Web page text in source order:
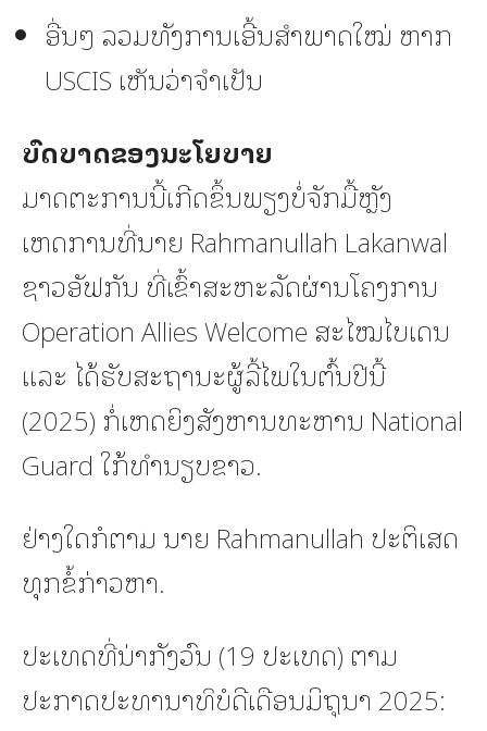
ອື່ນໆ ລວມທັງການເອີ້ນສຳພາດໃໝ່ ຫາກ
USCIS ເຫັນວ່າຈຳເປັນ
ບົດບາດຂອງນະໂຍບາຍ
ມາດຕະການນີ້ເກີດຂຶ້ນພຽງບໍ່ຈັກມື້ຫຼັງ
ເຫດການທີ່ນາຍ Rahmanullah Lakanwal
ຊາວອັຟກັນ ທີ່ເຂົ້າສະຫະລັດຜ່ານໂຄງການ
Operation Allies Welcome ສະໄໝໄບເດນ
ແລະ ໄດ້ຮັບສະຖານະຜູ້ລີ້ໄພໃນຕົ້ນປີນີ້
(2025) ກໍ່ເຫດຍິງສັງຫານທະຫານ National
Guard ໃກ້ທຳນຽບຂາວ.
ຢ່າງໃດກໍຕາມ ນາຍ Rahmanullah ປະຕິເສດ
ທຸກຂໍ້ກ່າວຫາ.
ປະເທດທີ່ນ່າກັງວົນ (19 ປະເທດ) ຕາມ
ປະກາດປະທານາທິບໍດີເດືອນມິຖຸນາ 2025: